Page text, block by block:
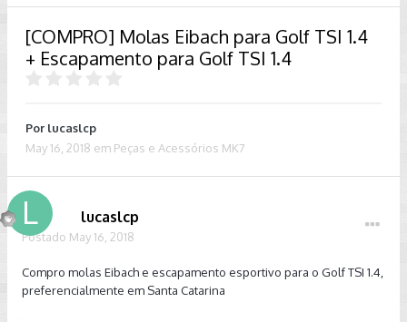
[COMPRO] Molas Eibach para Golf TSI 1.4
+ Escapamento para Golf TSI 1.4
Por lucaslcp
May 16, 2018 em Peças e Acessórios MK7
lucaslcp
Postado May 16, 2018
Compro molas Eibach e escapamento esportivo para o Golf TSI 1.4,
preferencialmente em Santa Catarina